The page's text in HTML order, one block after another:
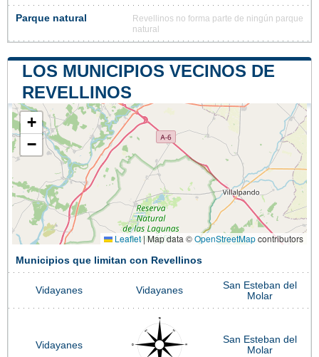
Parque natural
Revellinos no forma parte de ningún parque
natural
LOS MUNICIPIOS VECINOS DE
REVELLINOS
+
−
Leaflet|Map data ©OpenStreetMapcontributors
Municipios que limitan con Revellinos
Vidayanes Vidayanes
San Esteban del
Molar
Vidayanes
San Esteban del
Molar